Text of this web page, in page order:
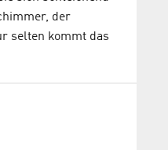
der
selten kommt das